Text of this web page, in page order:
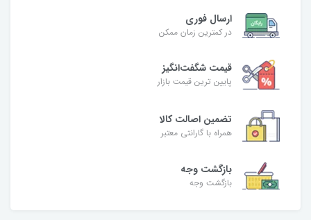
ارسال فوری
در کمترین زمان ممکن
قیمت شگفت‌انگیز
پایین ترین قیمت بازار
تضمین اصالت کالا
همراه با گارانتی معتبر
بازگشت وجه
بازگشت وجه